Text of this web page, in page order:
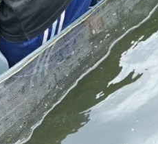
Berita
Bisnis
Budidaya
Event
Informasi Lain
Pembenihan Ikan
Pembesaran Ikan
Penyakit Ikan